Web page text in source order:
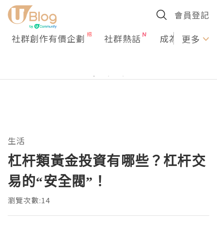
會員登記
社群創作有價企劃 社群熱話 成為U更多
生活
杠杆類黃金投資有哪些？杠杆交
易的“安全閥”！
瀏覽次數:14